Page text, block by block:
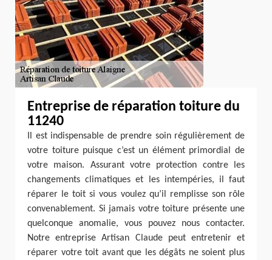
Entreprise de réparation toiture du
11240
Il est indispensable de prendre soin régulièrement de
votre toiture puisque c’est un élément primordial de
votre maison. Assurant votre protection contre les
changements climatiques et les intempéries, il faut
réparer le toit si vous voulez qu’il remplisse son rôle
convenablement. Si jamais votre toiture présente une
quelconque anomalie, vous pouvez nous contacter.
Notre entreprise Artisan Claude peut entretenir et
réparer votre toit avant que les dégâts ne soient plus